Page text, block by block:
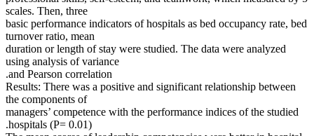
scales. Then, three
basic performance indicators of hospitals as bed occupancy rate, bed
turnover ratio, mean
duration or length of stay were studied. The data were analyzed
using analysis of variance
and Pearson correlation.
Results: There was a positive and significant relationship between
the components of
managers’ competence with the performance indices of the studied
hospitals (P= 0.01).